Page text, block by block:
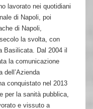
lavorato nei quotidiani
di Napoli, poi
di Napoli,
la svolta, con
Basilicata. Dal 2004 il
la comunicazione
dell’Azienda
conquistato nel 2013
per la sanità pubblica,
e vissuto a